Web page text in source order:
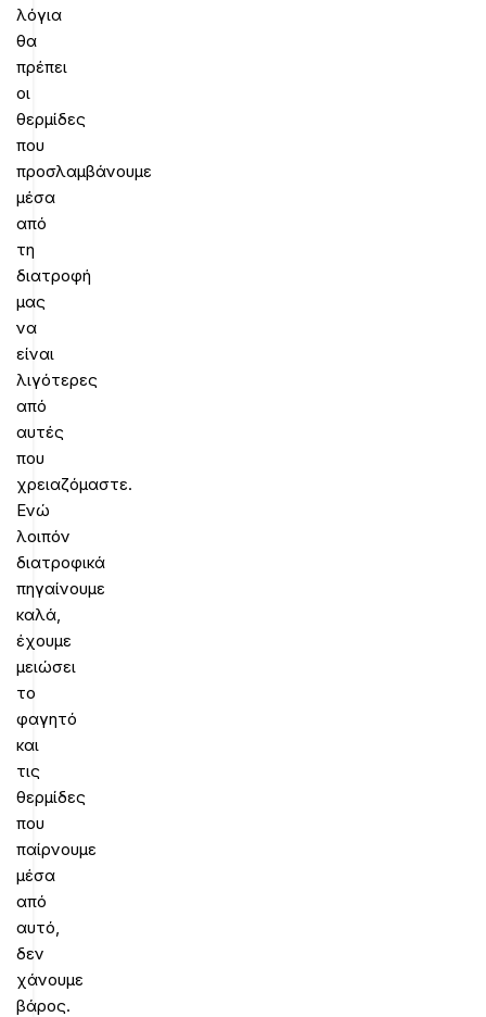
λόγια
θα
πρέπει
οι
θερμίδες
που
προσλαμβάνουμε
μέσα
από
τη
διατροφή
μας
να
είναι
λιγότερες
από
αυτές
που
χρειαζόμαστε.
Ενώ
λοιπόν
διατροφικά
πηγαίνουμε
καλά,
έχουμε
μειώσει
το
φαγητό
και
τις
θερμίδες
που
παίρνουμε
μέσα
από
αυτό,
δεν
χάνουμε
βάρος.